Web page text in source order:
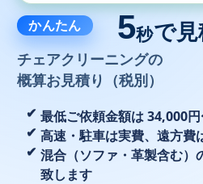
かんたん 5秒で見
チェアクリーニングの
概算お見積り（税別）
最低ご依頼金額は 34,000円
高速・駐車は実費、遠方費
混合（ソファ・革製含む）
致します